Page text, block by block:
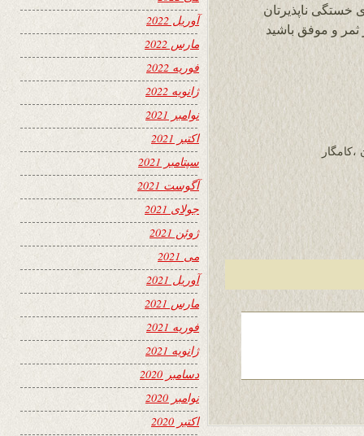
خستگی ناپذیرتان
ثمر و موفق باشید
آوریل 2022
مارس 2022
فوریه 2022
ژانویه 2022
نوامبر 2021
اکتبر 2021
سپتامبر 2021
آگوست 2021
جولای 2021
ژوئن 2021
می 2021
آوریل 2021
مارس 2021
فوریه 2021
ژانویه 2021
دسامبر 2020
نوامبر 2020
اکتبر 2020